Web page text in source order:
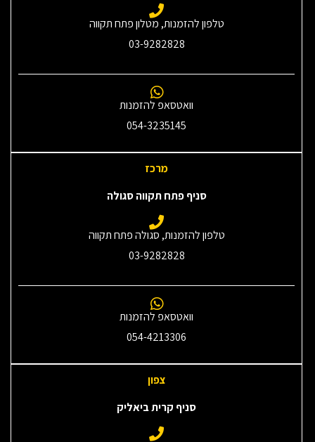
טלפון להזמנות, מטלון פתח תקווה
03-9282828
וואטסאפ להזמנות
054-3235145‎
מרכז
סניף פתח תקווה סגולה
טלפון להזמנות, סגולה פתח תקווה
03-9282828
וואטסאפ להזמנות
054-4213306
צפון
סניף קרית ביאליק